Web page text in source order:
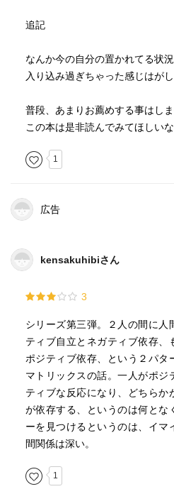
追記
なんか今の自分の置かれてる状況
入り込み過ぎちゃった感じはがし
普段、あまりお薦めする事はしま
この本は是非読んでみてほしいな
1
広告
kensakuhibiさん
3
シリーズ第三弾。２人の間に人
ティブ自立とネガティブ依存、
ポジティブ依存、という２パタ
マトリックスの話。一人がポジ
ティブな反応になり、どちらか
が依存する、というのは何とな
ーを見つけるというのは、イマ
間関係は深い。
1